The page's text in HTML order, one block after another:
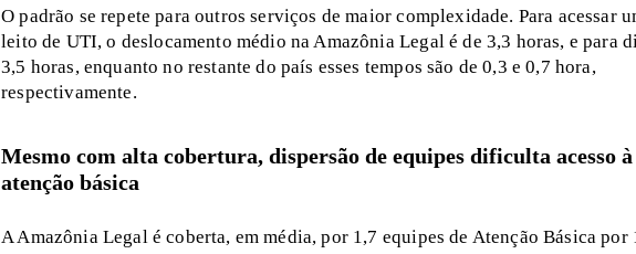
O padrão se repete para outros serviços de maior complexidade. Para acessar
leito de UTI, o deslocamento médio na Amazônia Legal é de 3,3 horas, e para
3,5 horas, enquanto no restante do país esses tempos são de 0,3 e 0,7 hora,
respectivamente.
Mesmo com alta cobertura, dispersão de equipes dificulta acesso à
atenção básica
A Amazônia Legal é coberta, em média, por 1,7 equipes de Atenção Básica por